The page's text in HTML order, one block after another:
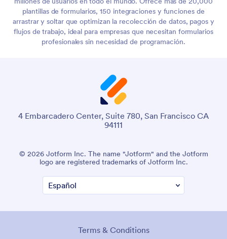
plantillas de formularios, 150 integraciones y funciones de
arrastrar y soltar que optimizan la recolección de datos, pagos y
flujos de trabajo, ideal para empresas que necesitan formularios
profesionales sin necesidad de programación.
4 Embarcadero Center, Suite 780, San Francisco CA
94111
© 2026 Jotform Inc. The name "Jotform" and the Jotform
logo are registered trademarks of Jotform Inc.
Terms & Conditions